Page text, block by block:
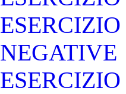
NEGATIVE